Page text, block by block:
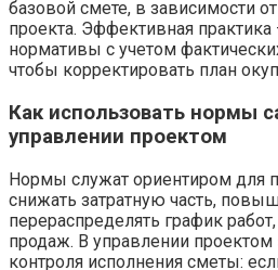
базовой смете, в зависимости
проекта. Эффективная
нормативы с учетом
чтобы корректировать план
Как использовать нормы
управлении проектом
Нормы служат ориентиром для
снижать затратную часть,
перераспределять график
продаж. В управлении проектом
контроля исполнения сметы: